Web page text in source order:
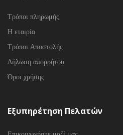
Τρόποι πληρωμής
Η εταιρία
Τρόποι Αποστολής
Δήλωση απορρήτου
Όροι χρήσης
Εξυπηρέτηση Πελατών